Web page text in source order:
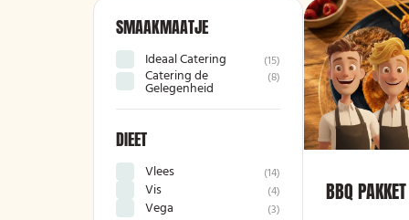
SMAAKMAATJE
Ideaal Catering (15)
Catering de
Gelegenheid
(8)
DIEET
Vlees (14)
Vis (4)
Vega (3)
BBQ